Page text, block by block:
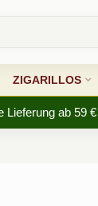
ZIGARILLOS
Lieferung ab 59 €